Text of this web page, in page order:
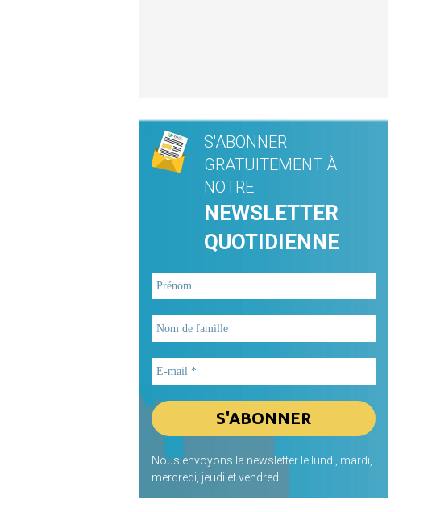
S'ABONNER
GRATUITEMENT À
NOTRE
NEWSLETTER
QUOTIDIENNE
Nous envoyons la newsletter le lundi, mardi,
mercredi, jeudi et vendredi